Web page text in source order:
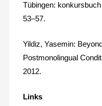
Tübingen:
53–57.
Yildiz, Yasemin:
Postmonolingual
2012.
Links